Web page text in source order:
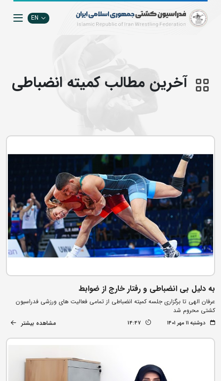
EN
آخرین مطالب کمیته انضباطی
به دلیل بی انضباطی و رفتار خارج از ضوابط
عرفان الهی تا برگزاری جلسه کمیته انضباطی از تمامی فعالیت های ورزشی فدراسیون
کشتی محروم شد
دوشنبه ۱۱ مهر ۱۴۰۱ 14:47 مشاهده بیشتر